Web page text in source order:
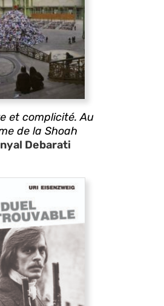
et complicité. Au
de la Shoah
Debarati